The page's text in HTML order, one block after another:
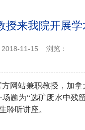
授来我院开展
2018-11-15 浏览：
网站兼职教授，加
题为“选矿废水中残
聆听讲座。